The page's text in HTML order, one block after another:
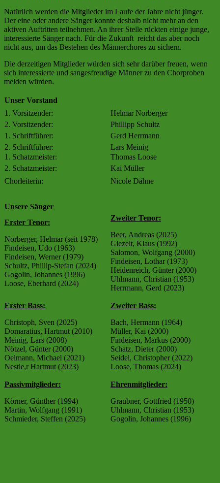
Natürlich werden die Mitglieder im Laufe der Jahre nicht jünger.
Der eine oder andere Sänger konnte deshalb nicht mehr an den
aktiven Auftritten teilnehmen. An ihrer Stelle rückten einige junge,
interessierte Sänger nach. Für die Zukunft reicht das aber noch
nicht aus, um das Bestehen des Männerchores zu sichern.
Die derzeitigen Mitglieder würden sich sehr darüber freuen, wenn
sich interessierte und sangesfreudige Männer zu den Chorproben
melden würden.
Unser Vorstand
1. Vorsitzender:
Helmar Norberger
2. Vorsitzender:
Phillipp Schultz
1. Schriftführer:
Gerd Herrmann
2. Schriftführer:
Lars Meinig
1. Schatzmeister:
Thomas Loose
2. Schatzmeister:
Kai Müller
Chorleiterin:
Nicole Dähne
Unsere Sänger
Erster Tenor:
Norberger, Helmar (seit 1978)
Findeisen, Udo (1963)
Findeisen, Werner (1979)
Schultz, Phillip-Stefan (2024)
Gogolin, Johannes (1996)
Loose, Eberhard (2024)
Zweiter Tenor:
Beer, Andreas (2025)
Giezelt, Klaus (1992)
Salomon, Wolfgang (2000)
Findeisen, Lothar (1973)
Heidenreich, Günter (2000)
Uhlmann, Christian (1953)
Herrmann, Gerd (2023)
Erster Bass:
Christoph, Sven (2025)
Domaratius, Hartmut (2010)
Meinig, Lars (2008)
Nötzel, Günter (2000)
Oelmann, Michael (2021)
Nestle,r Hartmut (2023)
Zweiter Bass:
Bach, Hermann (1964)
Müller, Kai (2000)
Findeisen, Markus (2000)
Schatz, Dieter (2000)
Seidel, Christopher (2022)
Loose, Thomas (2024)
Passivmitglieder:
Körner, Günther (1994)
Martin, Wolfgang (1991)
Schmieder, Steffen (2025)
Ehrenmitglieder:
Graubner, Gottfried (1950)
Uhlmann, Christian (1953)
Gogolin, Johannes (1996)